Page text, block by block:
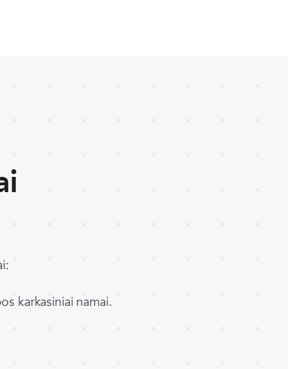
karkasiniai namai.